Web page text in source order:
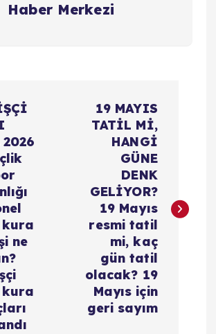
Haber Merkezi
2026
kura
ne
kura
19 MAYIS
TATİL Mİ,
HANGİ
GÜNE
DENK
GELİYOR?
19 Mayıs
resmi tatil
mi, kaç
gün tatil
olacak? 19
Mayıs için
geri sayım